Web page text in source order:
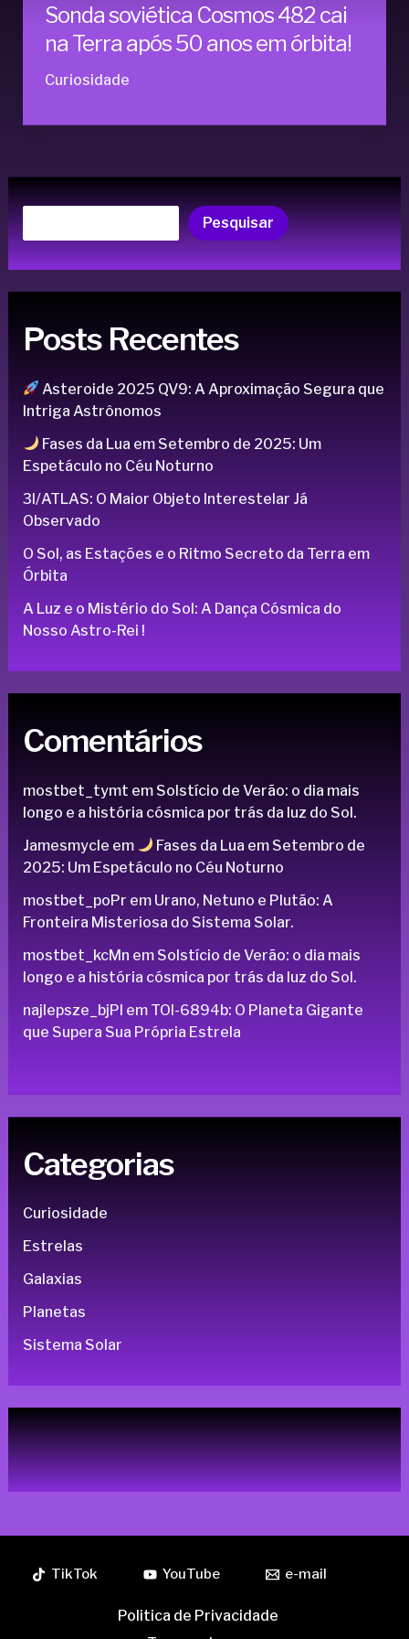
Sonda soviética Cosmos 482 cai
na Terra após 50 anos em órbita!
Curiosidade
Pesquisar
Posts Recentes
Asteroide 2025 QV9: A Aproximação Segura que
Intriga Astrônomos
Fases da Lua em Setembro de 2025: Um
Espetáculo no Céu Noturno
3I/ATLAS: O Maior Objeto Interestelar Já
Observado
O Sol, as Estações e o Ritmo Secreto da Terra em
Órbita
A Luz e o Mistério do Sol: A Dança Cósmica do
Nosso Astro-Rei !
Comentários
mostbet_tymt em Solstício de Verão: o dia mais
longo e a história cósmica por trás da luz do Sol.
Jamesmycle em
Fases da Lua em Setembro de
2025: Um Espetáculo no Céu Noturno
mostbet_poPr em Urano, Netuno e Plutão: A
Fronteira Misteriosa do Sistema Solar.
mostbet_kcMn em Solstício de Verão: o dia mais
longo e a história cósmica por trás da luz do Sol.
najlepsze_bjPl em TOI-6894b: O Planeta Gigante
que Supera Sua Própria Estrela
Categorias
Curiosidade
Estrelas
Galaxias
Planetas
Sistema Solar
TikTok YouTube e-mail
Politica de Privacidade